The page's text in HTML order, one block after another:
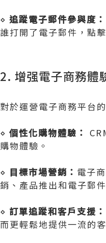
⋄ 追蹤電子郵件參與度：
誰打開了電子郵件，點
2. 增强電子商務體
對於運營電子商務平台
⋄ 個性化購物體驗：
購物體驗。
⋄ 目標市場營銷： 電子
銷、產品推出和電子郵
⋄ 訂單追蹤和客戶支援：
而更輕鬆地提供一流的